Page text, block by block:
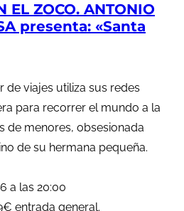
EL ZOCO. ANTONIO
presenta: «Santa
de viajes utiliza sus redes
para recorrer el mundo a la
de menores, obsesionada
de su hermana pequeña.
a las 20:00
entrada general.